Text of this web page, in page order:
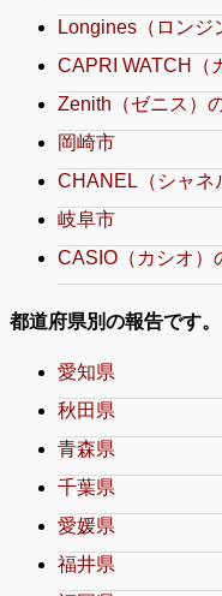
Longines（ロンジ
CAPRI WATCH（
Zenith（ゼニス）
岡崎市
CHANEL（シャネ
岐阜市
CASIO（カシオ）
都道府県別の報告です。
愛知県
秋田県
青森県
千葉県
愛媛県
福井県